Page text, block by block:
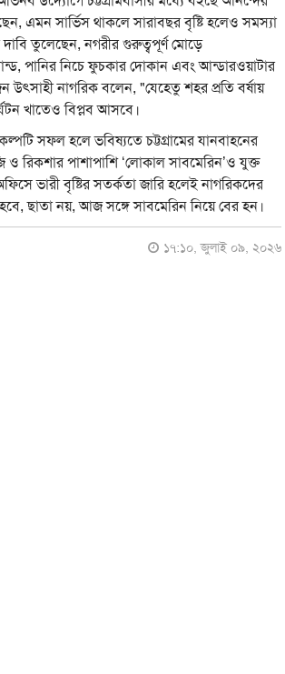
এমন সার্ভিস থাকলে সারাবছর বৃষ্টি হলেও সমস্যা
তুলেছেন, নগরীর গুরুত্বপূর্ণ মোড়ে
পানির নিচে ফুচকার দোকান এবং আন্ডারওয়াটার
উৎসাহী নাগরিক বলেন, "যেহেতু শহর প্রতি বর্ষায়
খাতেও বিপ্লব আসবে।
সফল হলে ভবিষ্যতে চট্টগ্রামের যানবাহনের
ও রিকশার পাশাপাশি ‘লোকাল সাবমেরিন’ও যুক্ত
ভারী বৃষ্টির সতর্কতা জারি হলেই নাগরিকদের
ছাতা নয়, আজ সঙ্গে সাবমেরিন নিয়ে বের হন।
১৭:১০, জুলাই ০৯, ২০২৬